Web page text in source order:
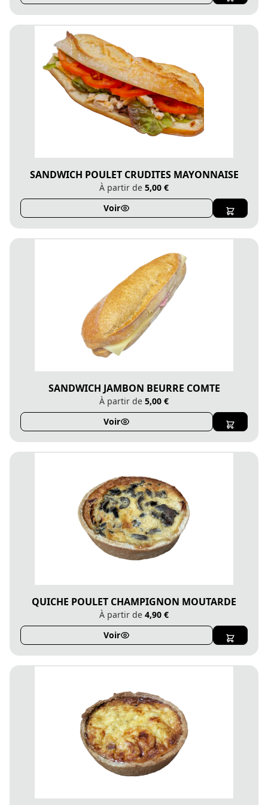
SANDWICH POULET CRUDITES MAYONNAISE
À partir de 5,00 €
Voir
SANDWICH JAMBON BEURRE COMTE
À partir de 5,00 €
Voir
QUICHE POULET CHAMPIGNON MOUTARDE
À partir de 4,90 €
Voir